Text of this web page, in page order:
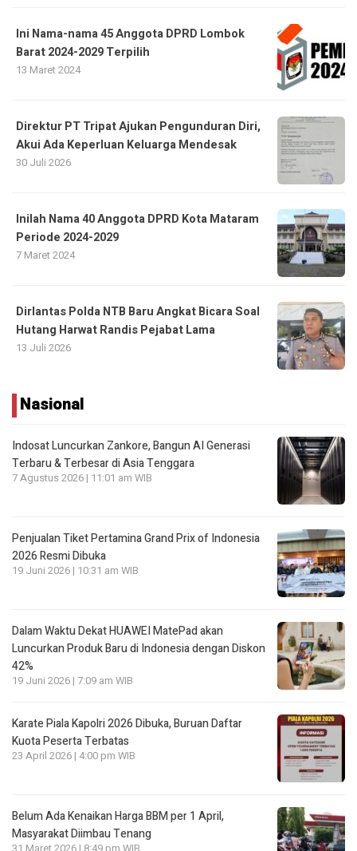
Ini Nama-nama 45 Anggota DPRD Lombok
Barat 2024-2029 Terpilih
13 Maret 2024
Direktur PT Tripat Ajukan Pengunduran Diri,
Akui Ada Keperluan Keluarga Mendesak
30 Juli 2026
Inilah Nama 40 Anggota DPRD Kota Mataram
Periode 2024-2029
7 Maret 2024
Dirlantas Polda NTB Baru Angkat Bicara Soal
Hutang Harwat Randis Pejabat Lama
13 Juli 2026
Nasional
Indosat Luncurkan Zankore, Bangun AI Generasi
Terbaru & Terbesar di Asia Tenggara
7 Agustus 2026 | 11:01 am WIB
Penjualan Tiket Pertamina Grand Prix of Indonesia
2026 Resmi Dibuka
19 Juni 2026 | 10:31 am WIB
Dalam Waktu Dekat HUAWEI MatePad akan
Luncurkan Produk Baru di Indonesia dengan Diskon
42%
19 Juni 2026 | 7:09 am WIB
Karate Piala Kapolri 2026 Dibuka, Buruan Daftar
Kuota Peserta Terbatas
23 April 2026 | 4:00 pm WIB
Belum Ada Kenaikan Harga BBM per 1 April,
Masyarakat Diimbau Tenang